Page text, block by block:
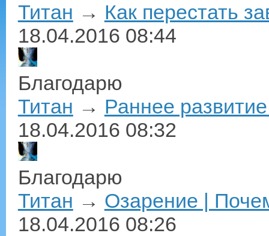
Титан → Как перестать
18.04.2016 08:44
Благодарю
Титан → Раннее
18.04.2016 08:32
Благодарю
Титан → Озарение |
18.04.2016 08:26